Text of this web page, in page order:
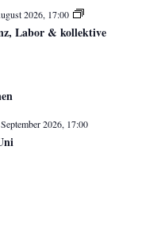
2026, 17:00
Labor & kollektive
2026, 17:00